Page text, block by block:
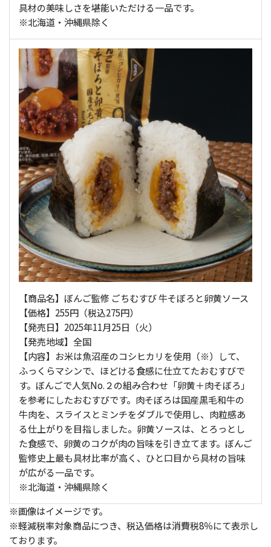
具材の美味しさを堪能いただける一品です。
※北海道・沖縄県除く
【商品名】ぼんご監修 ごちむすび 牛そぼろと卵黄ソース
【価格】255円（税込275円）
【発売日】2025年11月25日（火）
【発売地域】全国
【内容】お米は魚沼産のコシヒカリを使用（※）して、
ふっくらマシンで、ほどける食感に仕立てたおむすびで
す。ぼんごで人気No.２の組み合わせ「卵黄＋肉そぼろ」
を参考にしたおむすびです。肉そぼろは国産黒毛和牛の
牛肉を、スライスとミンチをダブルで使用し、肉粒感あ
る仕上がりを目指しました。卵黄ソースは、とろっとし
た食感で、卵黄のコクが肉の旨味を引き立てます。ぼんご
監修史上最も具材比率が高く、ひと口目から具材の旨味
が広がる一品です。
※北海道・沖縄県除く
※画像はイメージです。
※軽減税率対象商品につき、税込価格は消費税8％にて表示し
ております。